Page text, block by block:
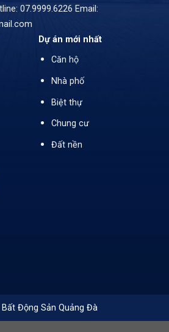
07.9999.6226 Email:
Dự án mới nhất
Căn hộ
Nhà phố
Biệt thự
Chung cư
Đất nền
Động Sản Quảng Đà